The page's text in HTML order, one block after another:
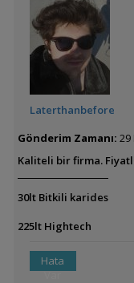
Laterthanbefore
Gönderim Zamanı: 29
Kaliteli bir firma.
30lt Bitkili karides
225lt Hightech
Hata
Var